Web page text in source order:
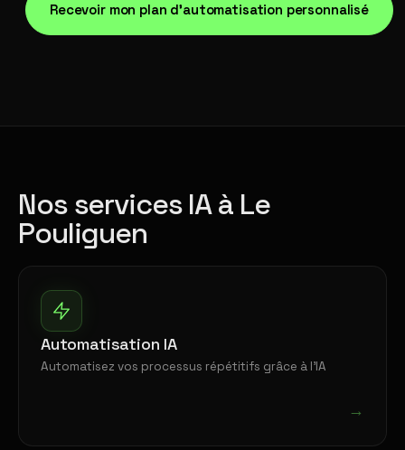
Recevoir mon plan d'automatisation personnalisé
Nos services IA à Le
Pouliguen
Automatisation IA
Automatisez vos processus répétitifs grâce à l'IA
→